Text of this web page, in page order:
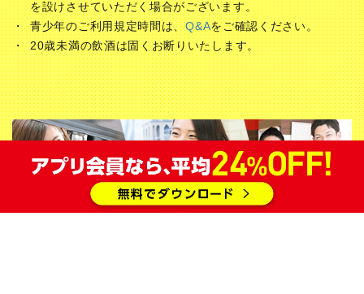
を設けさせていただく場合がございます。
青少年のご利用規定時間は、Q&Aをご確認ください。
20歳未満の飲酒は固くお断りいたします。